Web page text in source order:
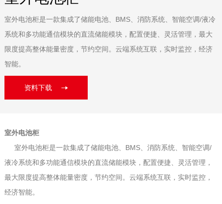
室外电池柜是一款集成了储能电池、BMS、消防系统、智能空调/液冷
系统和多功能通信模块的直流储能模块，配置便捷、灵活管理，最大
限度提高整体能量密度，节约空间。云端系统互联，实时监控，经济
智能。
资料下载
室外电池柜
室外电池柜是一款集成了储能电池、BMS、消防系统、智能空调/
液冷系统和多功能通信模块的直流储能模块，配置便捷、灵活管理，
最大限度提高整体能量密度，节约空间。云端系统互联，实时监控，
经济智能。